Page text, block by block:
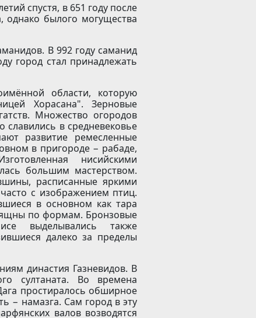
спустя, в 651 году после
однако былого могущества
В 992 году саманид
город стал принадлежать
области, которую
Хорасана". Зерновые
Множество огородов
в средневековье
развитие ремесленные
в пригороде − рабаде,
нисийскими
большим мастерством.
расписанные яркими
с изображением птиц.
в основном как тара
по формам. Бронзовые
выделывались также
далеко за пределы
династия Газневидов. В
султаната. Во времена
простиралось обширное
− намазга. Сам город в эту
валов возводятся